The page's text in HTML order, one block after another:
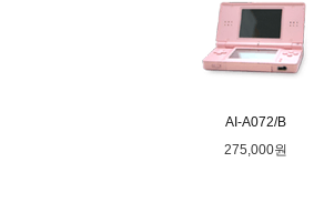
AI-A072/B
275,000원